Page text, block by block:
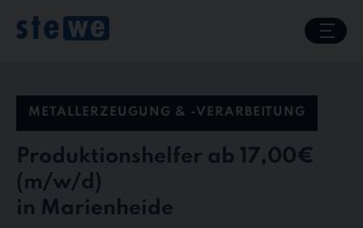
content
METALLERZEUGUNG & -VERARBEITUNG
Produktionshelfer ab 17,00€
in Marienheide